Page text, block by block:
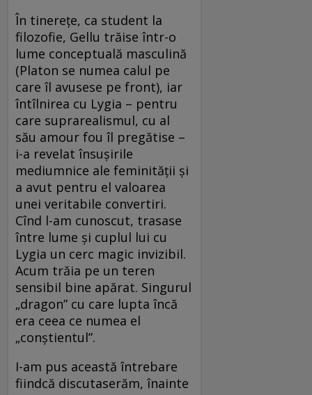
În tinereţe, ca student la
filozofie, Gellu trăise într-o
lume conceptuală masculină
(Platon se numea calul pe
care îl avusese pe front), iar
întîlnirea cu Lygia – pentru
care suprarealismul, cu al
său amour fou îl pregătise –
i-a revelat însuşirile
mediumnice ale feminității şi
a avut pentru el valoarea
unei veritabile convertiri.
Cînd l-am cunoscut, trasase
între lume şi cuplul lui cu
Lygia un cerc magic invizibil.
Acum trăia pe un teren
sensibil bine apărat. Singurul
„dragon” cu care lupta încă
era ceea ce numea el
„conştientul”.
I-am pus această întrebare
fiindcă discutaserăm, înainte